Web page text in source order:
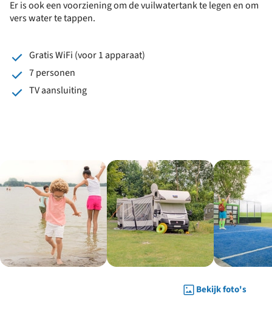
Er is ook een voorziening om de vuilwatertank te legen en om
vers water te tappen.
Gratis WiFi (voor 1 apparaat)
7 personen
TV aansluiting
Bekijk foto's